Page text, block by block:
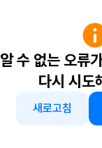
알 수 없는 오류
다시 시도
새로고침